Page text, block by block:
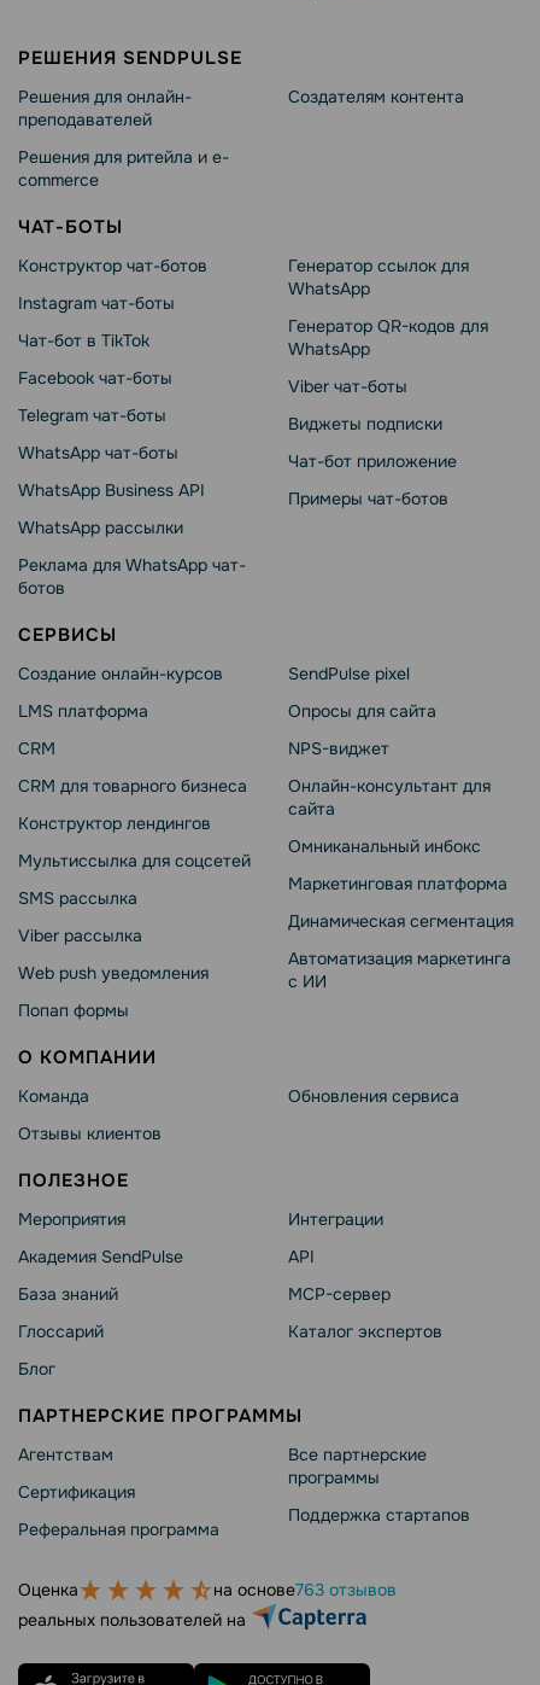
РЕШЕНИЯ SENDPULSE
Решения для онлайн-
преподавателей
Решения для ритейла и e-
commerce
Создателям контента
ЧАТ-БОТЫ
Конструктор чат-ботов
Instagram чат-боты
Чат-бот в TikTok
Facebook чат-боты
Telegram чат-боты
WhatsApp чат-боты
WhatsApp Business API
WhatsApp рассылки
Реклама для WhatsApp чат-
ботов
Генератор ссылок для
WhatsApp
Генератор QR-кодов для
WhatsApp
Viber чат-боты
Виджеты подписки
Чат-бот приложение
Примеры чат-ботов
СЕРВИСЫ
Создание онлайн-курсов
LMS платформа
CRM
CRM для товарного бизнеса
Конструктор лендингов
Мультиссылка для соцсетей
SMS рассылка
Viber рассылка
Web push уведомления
Попап формы
SendPulse pixel
Опросы для сайта
NPS-виджет
Онлайн-консультант для
сайта
Омниканальный инбокс
Маркетинговая платформа
Динамическая сегментация
Автоматизация маркетинга
с ИИ
О КОМПАНИИ
Команда
Отзывы клиентов
Обновления сервиса
ПОЛЕЗНОЕ
Мероприятия
Академия SendPulse
База знаний
Глоссарий
Блог
Интеграции
API
MCP-сервер
Каталог экспертов
ПАРТНЕРСКИЕ ПРОГРАММЫ
Агентствам
Сертификация
Реферальная программа
Все партнерские
программы
Поддержка стартапов
Оценка на основе763 отзывов
реальных пользователей на